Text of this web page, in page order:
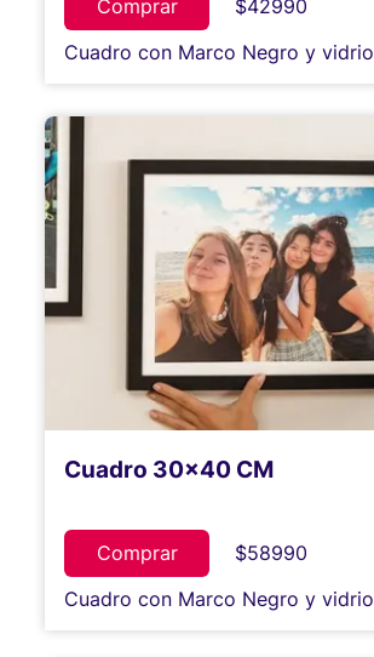
Comprar
$42990
Cuadro con Marco Negro y vidrio
Cuadro 30x40 CM
Comprar
$58990
Cuadro con Marco Negro y vidrio